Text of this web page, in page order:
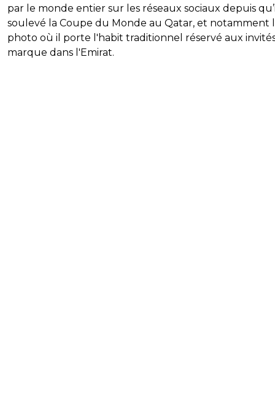
par le monde entier sur les réseaux sociaux depuis
soulevé la Coupe du Monde au Qatar, et notamment
photo où il porte l'habit traditionnel réservé aux
marque dans l'Emirat.